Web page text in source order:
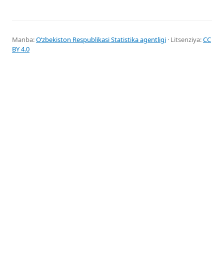
Manba:Oʻzbekiston Respublikasi Statistika agentligi · Litsenziya:CC
BY 4.0